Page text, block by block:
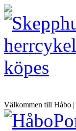
Välkommen till Håbo |